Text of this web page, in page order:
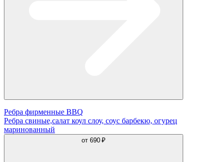
Ребра фирменные BBQ
Ребра свиные,салат коул слоу, соус барбекю, огурец
маринованный
от 690 ₽